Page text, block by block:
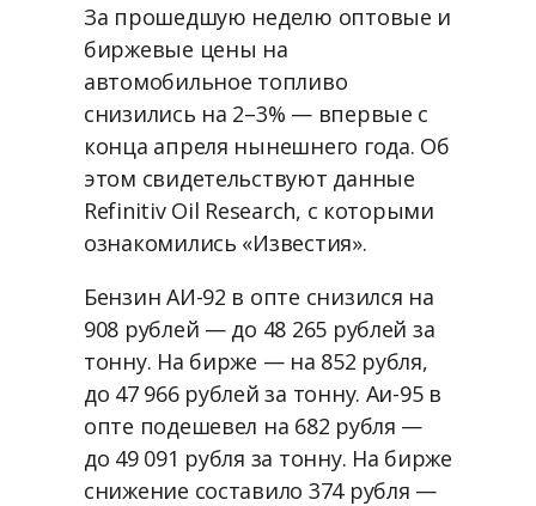
За прошедшую неделю оптовые и
биржевые цены на
автомобильное топливо
снизились на 2–3% — впервые с
конца апреля нынешнего года. Об
этом свидетельствуют данные
Refinitiv Oil Research, с которыми
ознакомились «Известия».
Бензин АИ-92 в опте снизился на
908 рублей — до 48 265 рублей за
тонну. На бирже — на 852 рубля,
до 47 966 рублей за тонну. Аи-95 в
опте подешевел на 682 рубля —
до 49 091 рубля за тонну. На бирже
снижение составило 374 рубля —